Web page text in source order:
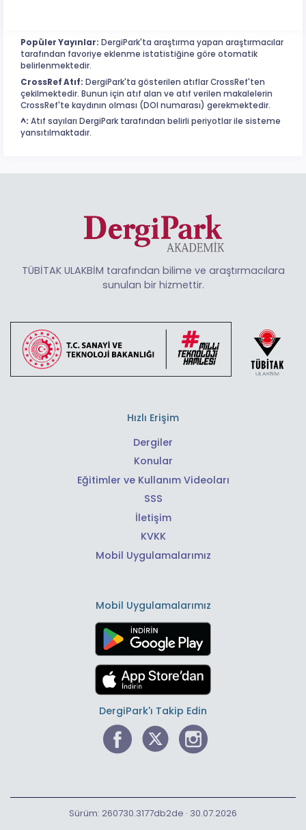
Popüler Yayınlar: DergiPark'ta araştırma yapan araştırmacılar
tarafından favoriye eklenme istatistiğine göre otomatik
belirlenmektedir.
CrossRef Atıf: DergiPark'ta gösterilen atıflar CrossRef'ten
çekilmektedir. Bunun için atıf alan ve atıf verilen makalelerin
CrossRef'te kaydının olması (DOI numarası) gerekmektedir.
^: Atıf sayıları DergiPark tarafından belirli periyotlar ile sisteme
yansıtılmaktadır.
TÜBİTAK ULAKBİM tarafından bilime ve araştırmacılara
sunulan bir hizmettir.
Hızlı Erişim
Dergiler
Konular
Eğitimler ve Kullanım Videoları
SSS
İletişim
KVKK
Mobil Uygulamalarımız
Mobil Uygulamalarımız
DergiPark'ı Takip Edin
Sürüm: 260730.3177db2de · 30.07.2026